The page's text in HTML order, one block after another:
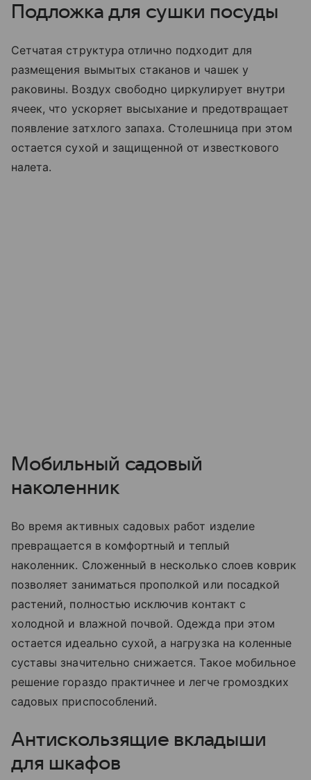
Подложка для сушки посуды
Сетчатая структура отлично подходит для
размещения вымытых стаканов и чашек у
раковины. Воздух свободно циркулирует внутри
ячеек, что ускоряет высыхание и предотвращает
появление затхлого запаха. Столешница при этом
остается сухой и защищенной от известкового
налета.
Мобильный садовый
наколенник
Во время активных садовых работ изделие
превращается в комфортный и теплый
наколенник. Сложенный в несколько слоев коврик
позволяет заниматься прополкой или посадкой
растений, полностью исключив контакт с
холодной и влажной почвой. Одежда при этом
остается идеально сухой, а нагрузка на коленные
суставы значительно снижается. Такое мобильное
решение гораздо практичнее и легче громоздких
садовых приспособлений.
Антискользящие вкладыши
для шкафов